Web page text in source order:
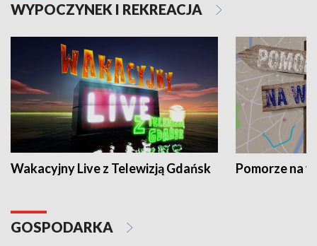
WYPOCZYNEK I REKREACJA
Wakacyjny Live z Telewizją Gdańsk Pomorze na
GOSPODARKA